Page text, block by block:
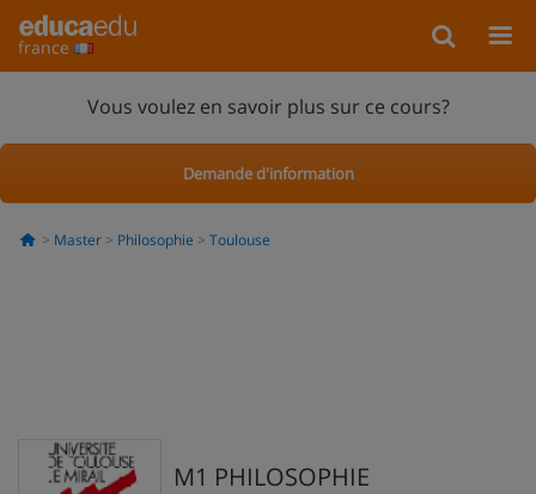
france
Vous voulez en savoir plus sur ce cours?
Demande d'information
Master Philosophie Toulouse
M1 PHILOSOPHIE